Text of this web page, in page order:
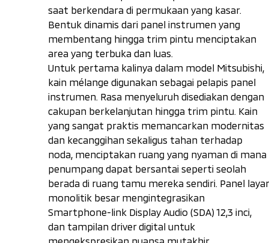
saat berkendara di permukaan yang kasar.
Bentuk dinamis dari panel instrumen yang
membentang hingga trim pintu menciptakan
area yang terbuka dan luas.
Untuk pertama kalinya dalam model Mitsubishi,
kain mélange digunakan sebagai pelapis panel
instrumen. Rasa menyeluruh disediakan dengan
cakupan berkelanjutan hingga trim pintu. Kain
yang sangat praktis memancarkan modernitas
dan kecanggihan sekaligus tahan terhadap
noda, menciptakan ruang yang nyaman di mana
penumpang dapat bersantai seperti seolah
berada di ruang tamu mereka sendiri. Panel layar
monolitik besar mengintegrasikan
Smartphone-link Display Audio (SDA) 12,3 inci,
dan tampilan driver digital untuk